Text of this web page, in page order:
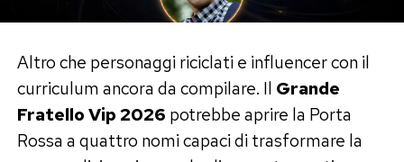
Altro che personaggi riciclati e influencer con il
curriculum ancora da compilare. Il Grande
Fratello Vip 2026 potrebbe aprire la Porta
Rossa a quattro nomi capaci di trasformare la